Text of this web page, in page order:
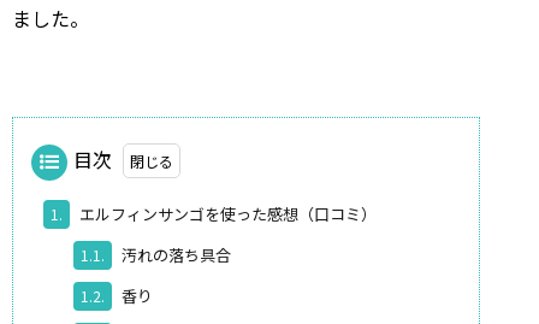
ました。
目次
1. エルフィンサンゴを使った感想（口コミ）
1.1. 汚れの落ち具合
1.2. 香り